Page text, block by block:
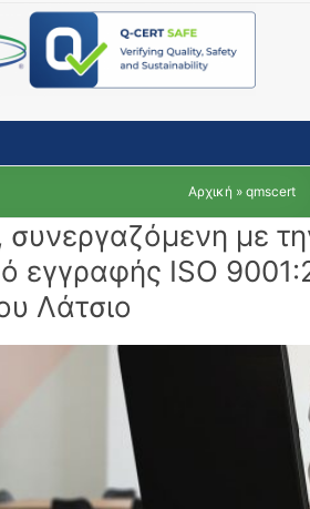
Αρχική » qmscert
με
εγγραφής ISO
Λάτσιο